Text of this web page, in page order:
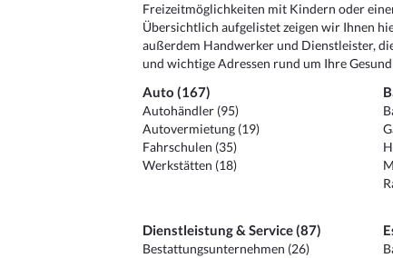
Freizeitmöglichkeiten mit Kindern oder
Übersichtlich aufgelistet zeigen wir Ihnen
außerdem Handwerker und Dienstleister,
und wichtige Adressen rund um Ihre
Auto (167)
Autohändler (95)
Autovermietung (19)
Fahrschulen (35)
Werkstätten (18)
Dienstleistung & Service (87)
Bestattungsunternehmen (26)